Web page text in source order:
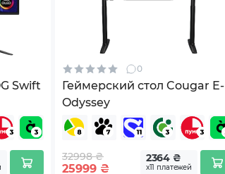
Swift
0
Геймерский стол Cougar E-
Odyssey
32998 ₴
25999 ₴
2364 ₴
х11 платежей